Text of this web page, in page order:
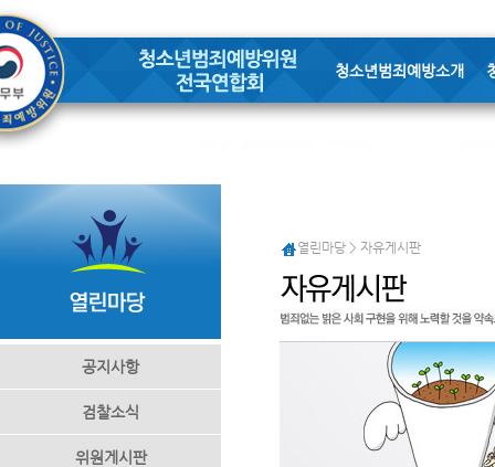
청소년범죄예방소개
공지사항
검찰소식
위원게시판
열린마당 > 자유게시판